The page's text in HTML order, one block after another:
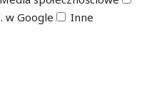
w Google
Inne